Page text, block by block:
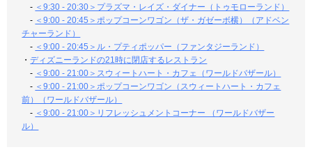
- ＜9:30 - 20:30＞プラズマ・レイズ・ダイナー（トゥモローランド）
- ＜9:00 - 20:45＞ポップコーンワゴン（ザ・ガゼーボ横）（アドベン
チャーランド）
- ＜9:00 - 20:45＞ル・プティポッパー（ファンタジーランド）
・ディズニーランドの21時に閉店するレストラン
- ＜9:00 - 21:00＞スウィートハート・カフェ（ワールドバザール）
- ＜9:00 - 21:00＞ポップコーンワゴン（スウィートハート・カフェ
前）（ワールドバザール）
- ＜9:00 - 21:00＞リフレッシュメントコーナー （ワールドバザー
ル）